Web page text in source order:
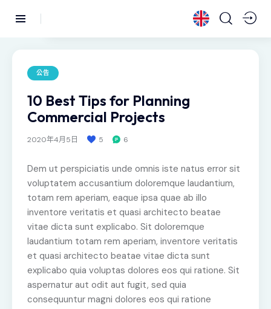
公告
10 Best Tips for Planning
Commercial Projects
2020年4月5日 5 6
Dem ut perspiciatis unde omnis iste natus error sit
voluptatem accusantium doloremque laudantium,
totam rem aperiam, eaque ipsa quae ab illo
inventore veritatis et quasi architecto beatae
vitae dicta sunt explicabo. Sit doloremque
laudantium totam rem aperiam, inventore veritatis
et quasi architecto beatae vitae dicta sunt
explicabo quia voluptas dolores eos qui ratione. Sit
aspernatur aut odit aut fugit, sed quia
consequuntur magni dolores eos qui ratione